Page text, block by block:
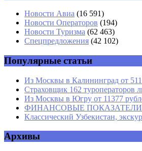
Имя *
Email*
Новости Авиа (16 591)
Новости Операторов (194)
Новости Туризма (62 463)
Спецпредложения (42 102)
Популярные статьи
Из Москвы в Калининград от
Страховщик 162 туроператоров
Из Москвы в Югру от 11377
ФИНАНСОВЫЕ ПОКАЗАТЕЛИ
Классический Узбекистан,
Архивы